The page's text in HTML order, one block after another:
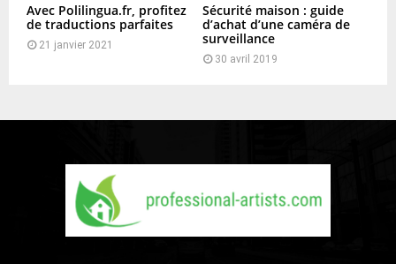
Avec Polilingua.fr, profitez
de traductions parfaites
21 janvier 2021
Sécurité maison : guide
d’achat d’une caméra de
surveillance
30 avril 2019